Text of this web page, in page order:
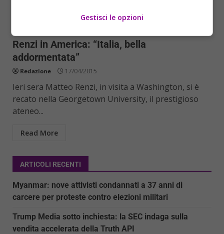
Renzi in America: “Italia, bella
addormentata”
Redazione 17/04/2015
Ieri sera Matteo Renzi, in visita a Washington, si è
recato nella Georgetown University, il prestigioso
ateneo...
Read More
ARTICOLI RECENTI
Myanmar: nove attivisti condannati a 37 anni di
carcere per proteste contro elezioni militari
Trump Media sotto inchiesta: la SEC indaga sulla
vendita accelerata della Truth API
Gestisci le opzioni